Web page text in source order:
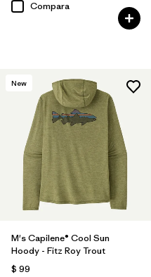
Compara
New
M's Capilene® Cool Sun
Hoody - Fitz Roy Trout
$ 99